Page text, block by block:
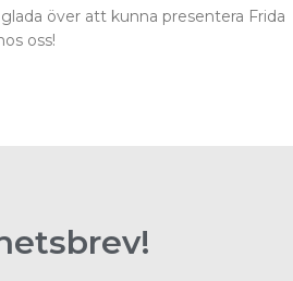
över att kunna presentera Frida
oss!